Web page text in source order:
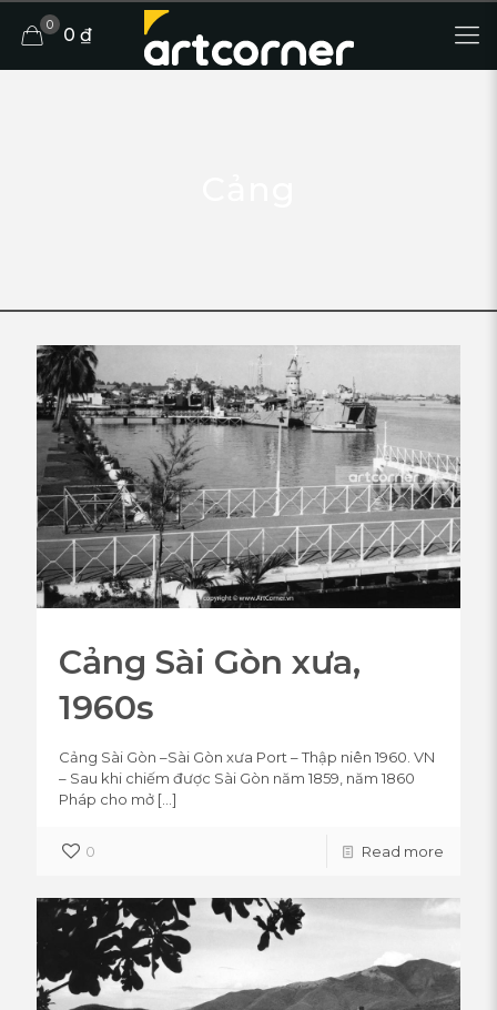
0 0 ₫
Cảng Sài Gòn xưa,
1960s
Cảng Sài Gòn –Sài Gòn xưa Port – Thập niên 1960. VN
– Sau khi chiếm được Sài Gòn năm 1859, năm 1860
Pháp cho mở […]
0 Read more